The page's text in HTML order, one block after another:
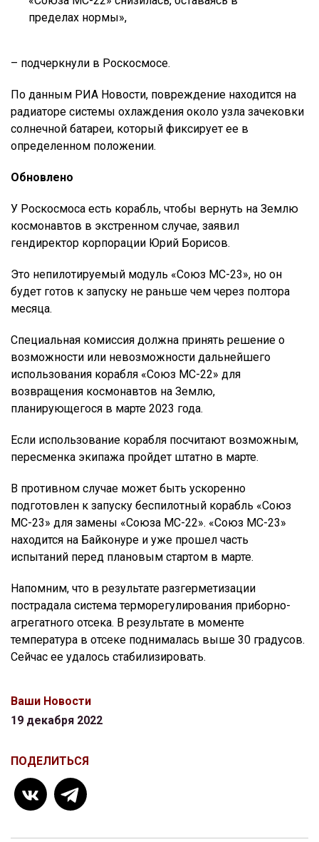
пределах нормы»,
– подчеркнули в Роскосмосе.
По данным РИА Новости, повреждение находится на
радиаторе системы охлаждения около узла зачековки
солнечной батареи, который фиксирует ее в
определенном положении.
Обновлено
У Роскосмоса есть корабль, чтобы вернуть на Землю
космонавтов в экстренном случае, заявил
гендиректор корпорации Юрий Борисов.
Это непилотируемый модуль «Союз МС-23», но он
будет готов к запуску не раньше чем через полтора
месяца.
Специальная комиссия должна принять решение о
возможности или невозможности дальнейшего
использования корабля «Союз МС-22» для
возвращения космонавтов на Землю,
планирующегося в марте 2023 года.
Если использование корабля посчитают возможным,
пересменка экипажа пройдет штатно в марте.
В противном случае может быть ускоренно
подготовлен к запуску беспилотный корабль «Союз
МС-23» для замены «Союза МС-22». «Союз МС-23»
находится на Байконуре и уже прошел часть
испытаний перед плановым стартом в марте.
Напомним, что в результате разгерметизации
пострадала система терморегулирования приборно-
агрегатного отсека. В результате в моменте
температура в отсеке поднималась выше 30 градусов.
Сейчас ее удалось стабилизировать.
Ваши Новости
19 декабря 2022
ПОДЕЛИТЬСЯ